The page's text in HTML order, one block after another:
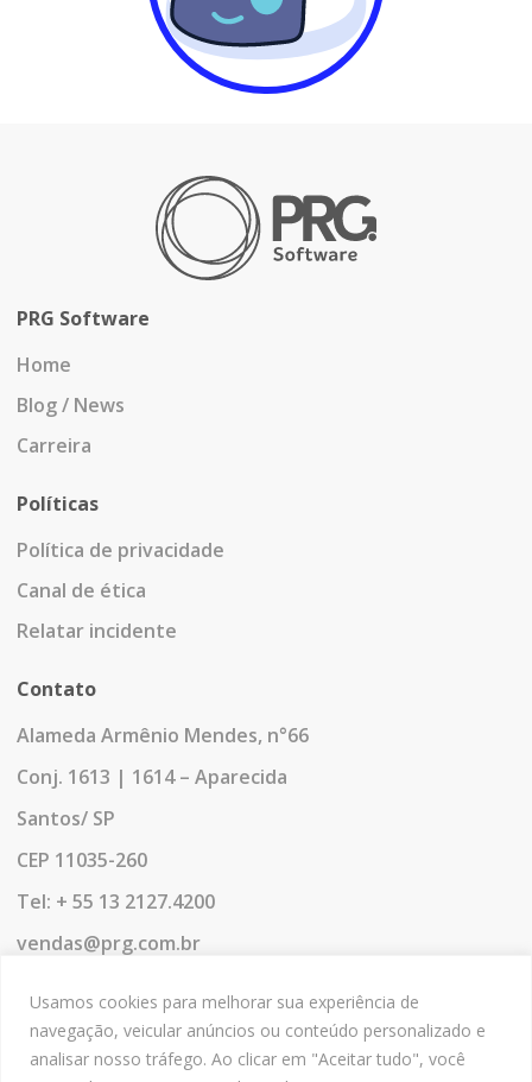
Usamos cookies para melhorar sua experiência de
navegação, veicular anúncios ou conteúdo personalizado e
analisar nosso tráfego. Ao clicar em "Aceitar tudo", você
PRG Software
Home
Blog / News
Carreira
Políticas
Política de privacidade
Canal de ética
Relatar incidente
Contato
Alameda Armênio Mendes, n°66
Conj. 1613 | 1614 – Aparecida
Santos/ SP
CEP 11035-260
Tel: + 55 13 2127.4200
vendas@prg.com.br
Siga-nos
prgsoftware workofficegrupo